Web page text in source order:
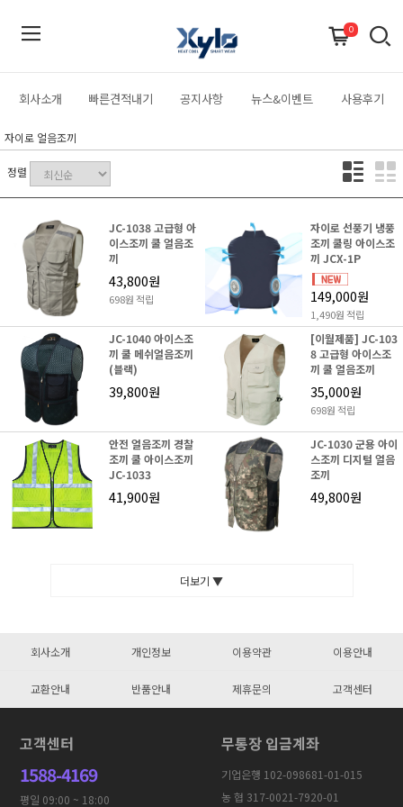
0
회사소개 빠른견적내기 공지사항 뉴스&이벤트 사용후기
자이로 얼음조끼
정렬
JC-1038 고급형 아
이스조끼 쿨 얼음조
끼
43,800원
698원 적립
자이로 선풍기 냉풍
조끼 쿨링 아이스조
끼 JCX-1P
149,000원
1,490원 적립
JC-1040 아이스조
끼 쿨 메쉬얼음조끼
(블랙)
39,800원
[이월제품] JC-103
8 고급형 아이스조
끼 쿨 얼음조끼
35,000원
698원 적립
안전 얼음조끼 경찰
조끼 쿨 아이스조끼
JC-1033
41,900원
JC-1030 군용 아이
스조끼 디지털 얼음
조끼
49,800원
더보기 ▼
회사소개 개인정보 이용약관 이용안내
교환안내 반품안내 제휴문의 고객센터
고객센터
1588-4169
평일 09:00 ~ 18:00
무통장 입금계좌
기업은행 102-098681-01-015
농 협 317-0021-7920-01